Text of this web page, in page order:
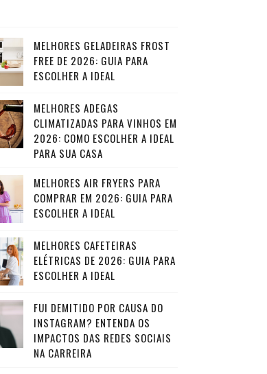
MELHORES GELADEIRAS FROST
FREE DE 2026: GUIA PARA
ESCOLHER A IDEAL
MELHORES ADEGAS
CLIMATIZADAS PARA VINHOS EM
2026: COMO ESCOLHER A IDEAL
PARA SUA CASA
MELHORES AIR FRYERS PARA
COMPRAR EM 2026: GUIA PARA
ESCOLHER A IDEAL
MELHORES CAFETEIRAS
ELÉTRICAS DE 2026: GUIA PARA
ESCOLHER A IDEAL
FUI DEMITIDO POR CAUSA DO
INSTAGRAM? ENTENDA OS
IMPACTOS DAS REDES SOCIAIS
NA CARREIRA